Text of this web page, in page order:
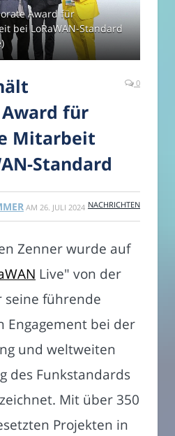
Award für
bei LoRaWAN-Standard
für
Mitarbeit
Standard
0
AM 26. JULI 2024 NACHRICHTEN
Zenner wurde auf
Live" von der
seine führende
Engagement bei der
und weltweiten
des Funkstandards
Mit über 350
Projekten in